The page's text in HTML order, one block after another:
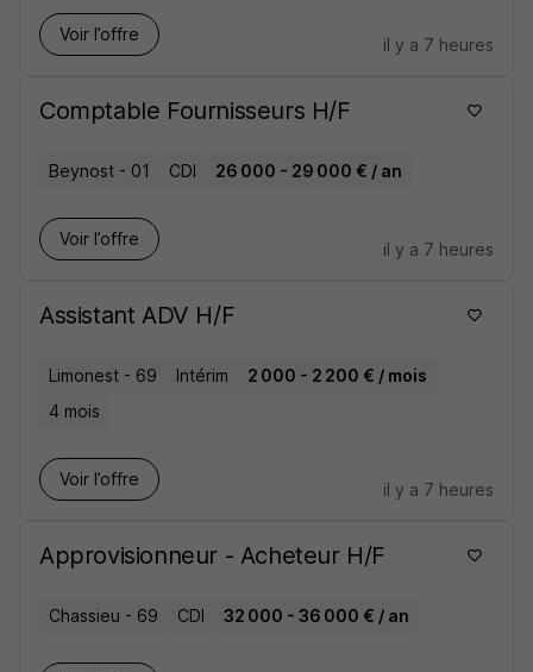
Voir l’offre
il y a 7 heures
Comptable Fournisseurs H/F
Beynost - 01 CDI 26 000 - 29 000 € / an
Voir l’offre
il y a 7 heures
Assistant ADV H/F
Limonest - 69 Intérim
2 000 - 2 200 € / mois
4 mois
Voir l’offre
il y a 7 heures
Approvisionneur - Acheteur H/F
Chassieu - 69 CDI 32 000 - 36 000 € / an